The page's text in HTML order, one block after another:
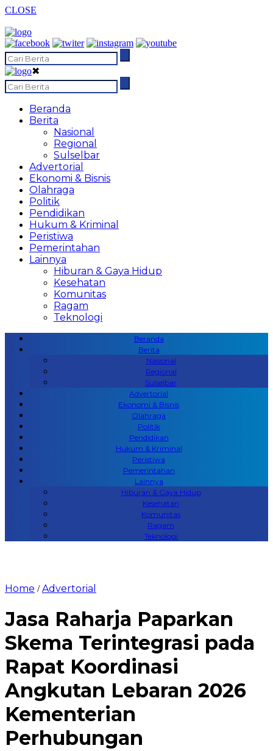
CLOSE
✖
Beranda
Berita
Nasional
Regional
Sulselbar
Advertorial
Ekonomi & Bisnis
Olahraga
Politik
Pendidikan
Hukum & Kriminal
Peristiwa
Pemerintahan
Lainnya
Hiburan & Gaya Hidup
Kesehatan
Komunitas
Ragam
Teknologi
Beranda
Berita
Nasional
Regional
Sulselbar
Advertorial
Ekonomi & Bisnis
Olahraga
Politik
Pendidikan
Hukum & Kriminal
Peristiwa
Pemerintahan
Lainnya
Hiburan & Gaya Hidup
Kesehatan
Komunitas
Ragam
Teknologi
Home /Advertorial
Jasa Raharja Paparkan
Skema Terintegrasi pada
Rapat Koordinasi
Angkutan Lebaran 2026
Kementerian
Perhubungan